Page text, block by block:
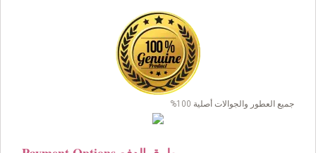
جميع العطور والجوالات أصلية 100%